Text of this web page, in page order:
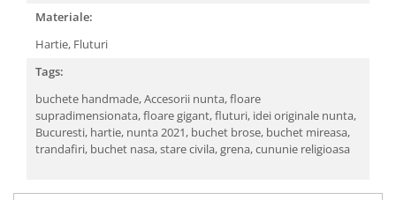
Materiale:
Hartie, Fluturi
Tags:
buchete handmade,Accesorii nunta,floare
supradimensionata,floare gigant,fluturi, idei originale nunta,
Bucuresti, hartie, nunta 2021, buchet brose, buchet mireasa,
trandafiri, buchet nasa,stare civila,grena,cununie religioasa